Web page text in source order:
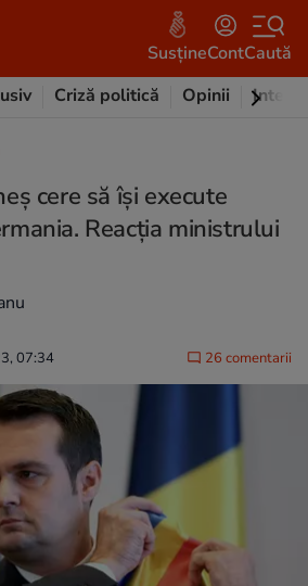
SusțineContCaută
Criză politică Opinii
cere să își execute
Reacția ministrului
07:34 26 comentarii